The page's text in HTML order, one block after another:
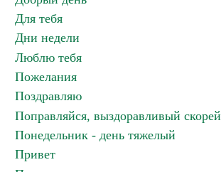
Для тебя
Дни недели
Люблю тебя
Пожелания
Поздравляю
Поправляйся, выздоравливый скорей
Понедельник - день тяжелый
Привет